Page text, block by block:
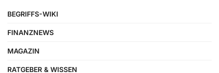
BEGRIFFS-WIKI
FINANZNEWS
MAGAZIN
RATGEBER & WISSEN